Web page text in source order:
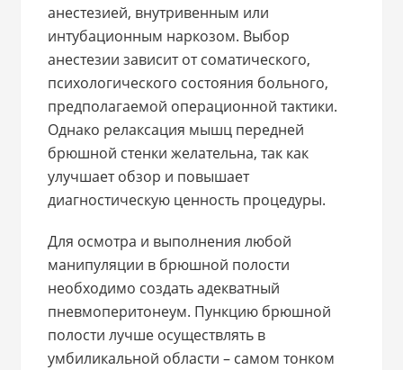
анестезией, внутривенным или
интубационным наркозом. Выбор
анестезии зависит от соматического,
психологического состояния больного,
предполагаемой операционной тактики.
Однако релаксация мышц передней
брюшной стенки желательна, так как
улучшает обзор и повышает
диагностическую ценность процедуры.
Для осмотра и выполнения любой
манипуляции в брюшной полости
необходимо создать адекватный
пневмоперитонеум. Пункцию брюшной
полости лучше осуществлять в
умбиликальной области – самом тонком